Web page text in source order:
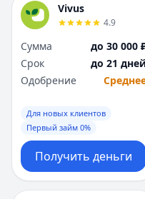
Vivus
4.9
Сумма
до 30 000
Срок
до 21 дней
Одобрение
Для новых клиентов
Первый займ 0%
Получить деньги